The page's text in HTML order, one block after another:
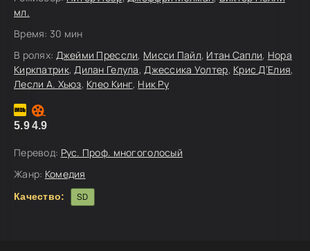
мл.
Время: 30 мин
В ролях: Джейми Прессли, Мисси Пайл, Итан Сапли, Нора
Киркпатрик,Дилан Гелула,Джессика Уолтер, Крис Д’Елия,
Лесли А. Хьюз, Клео Кинг, Ник Ру
5.94.9
Перевод: Рус. Проф. многоголосый
Жанр: Комедия
Качество: SD